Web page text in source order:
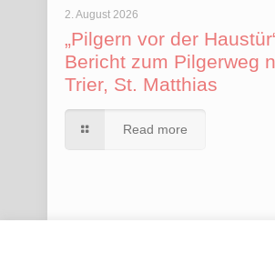
2. August 2026
„Pilgern vor der
Bericht zum Pilgerweg
Trier, St. Matthias
Read more